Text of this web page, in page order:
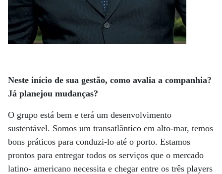
Neste início de sua gestão, como avalia a companhia?
Já planejou mudanças?
O grupo está bem e terá um desenvolvimento
sustentável. Somos um transatlântico em alto-mar, temos
bons práticos para conduzi-lo até o porto. Estamos
prontos para entregar todos os serviços que o mercado
latino- americano necessita e chegar entre os três players